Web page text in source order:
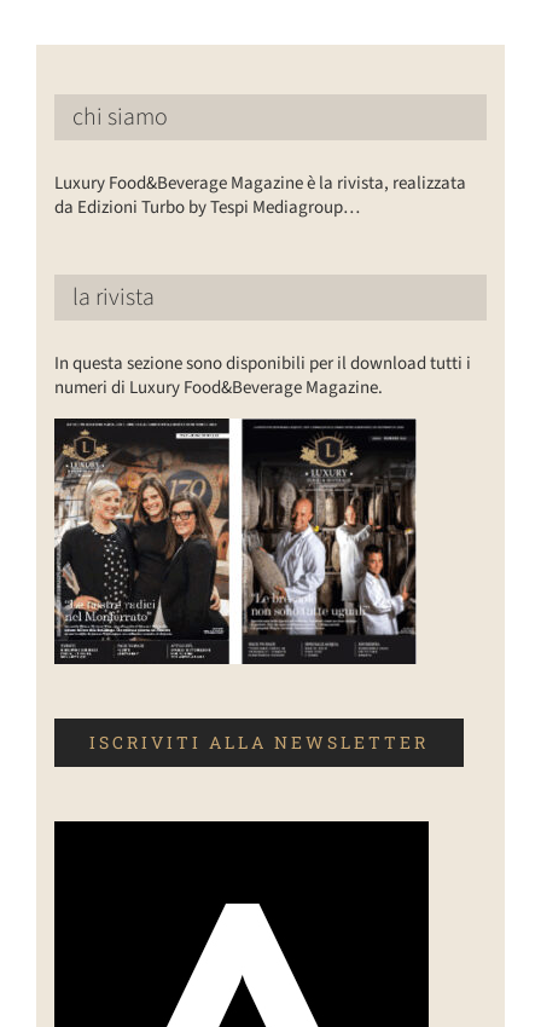
chi siamo
Luxury Food&Beverage Magazine è la rivista, realizzata
da Edizioni Turbo by Tespi Mediagroup…
la rivista
In questa sezione sono disponibili per il download tutti i
numeri di Luxury Food&Beverage Magazine.
ISCRIVITI ALLA NEWSLETTER